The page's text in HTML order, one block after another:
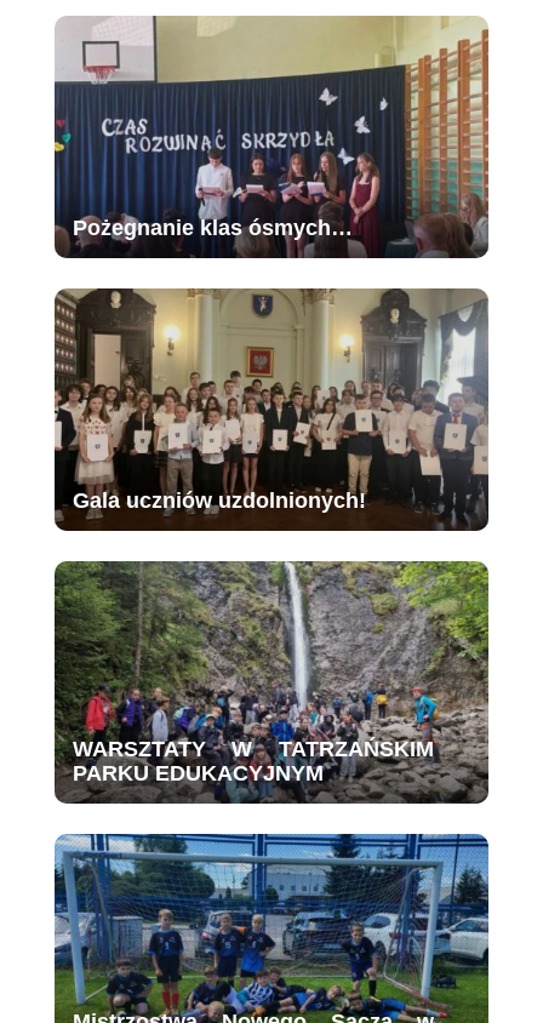
Pożegnanie klas ósmych…
Gala uczniów uzdolnionych!
WARSZTATY W TATRZAŃSKIM
PARKU EDUKACYJNYM